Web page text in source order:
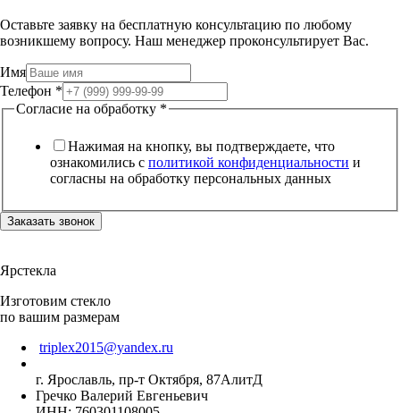
Оставьте заявку на бесплатную консультацию по любому
возникшему вопросу. Наш менеджер проконсультирует Вас.
Имя
Телефон *
Согласие на обработку *
Нажимая на кнопку, вы подтверждаете, что
ознакомились с политикой конфиденциальности и
согласны на обработку персональных данных
Заказать звонок
Ярстекла
Изготовим стекло
по вашим размерам
triplex2015@yandex.ru
г. Ярославль, пр-т Октября, 87АлитД
Гречко Валерий Евгеньевич